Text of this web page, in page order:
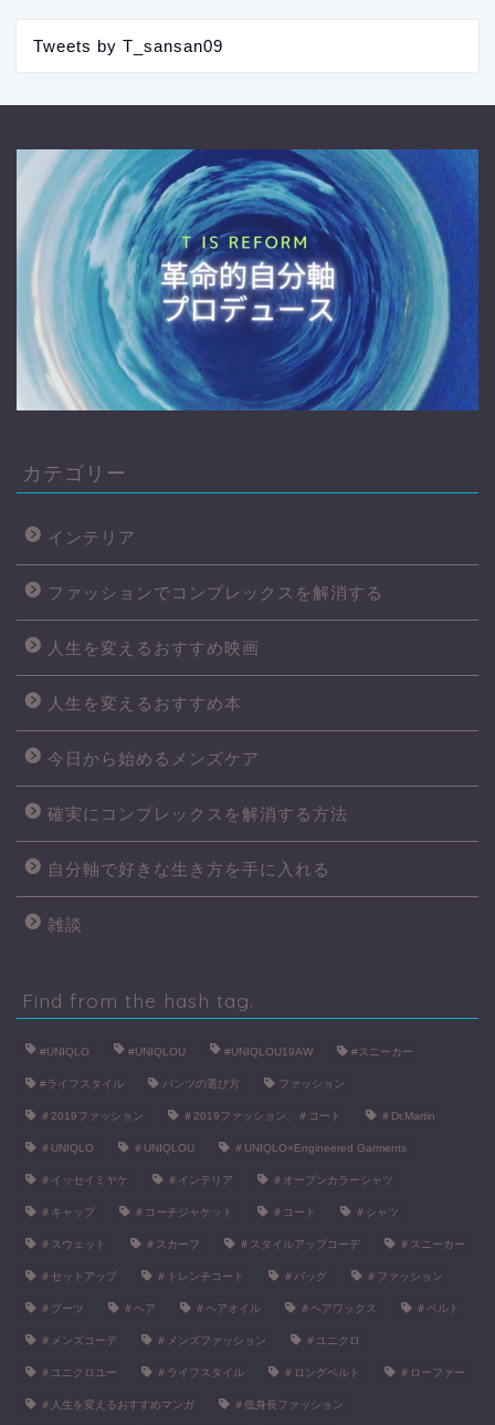
Tweets by T_sansan09
カテゴリー
インテリア
ファッションでコンプレックスを解消する
人生を変えるおすすめ映画
人生を変えるおすすめ本
今日から始めるメンズケア
確実にコンプレックスを解消する方法
自分軸で好きな生き方を手に入れる
雑談
Find from the hash tag.
#UNIQLO #UNIQLOU #UNIQLOU19AW #スニーカー
#ライフスタイル パンツの選び方 ファッション
＃2019ファッション ＃2019ファッション、＃コート ＃Dr.Martin
＃UNIQLO ＃UNIQLOU ＃UNIQLO×Engineered Garments
＃イッセイミヤケ ＃インテリア ＃オープンカラーシャツ
＃キャップ ＃コーチジャケット ＃コート ＃シャツ
＃スウェット ＃スカーフ ＃スタイルアップコーデ ＃スニーカー
＃セットアップ ＃トレンチコート ＃バッグ ＃ファッション
＃ブーツ ＃ヘア ＃ヘアオイル ＃ヘアワックス ＃ベルト
＃メンズコーデ ＃メンズファッション ＃ユニクロ
＃ユニクロユー ＃ライフスタイル ＃ロングベルト ＃ローファー
＃人生を変えるおすすめマンガ ＃低身長ファッション
● TAKAってどんな人間？
■ お問い合わせ